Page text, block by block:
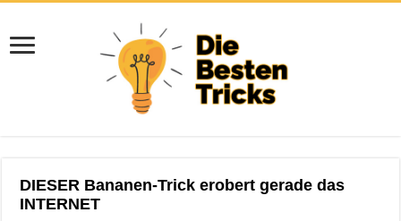
DIESER Bananen-Trick erobert gerade das
INTERNET